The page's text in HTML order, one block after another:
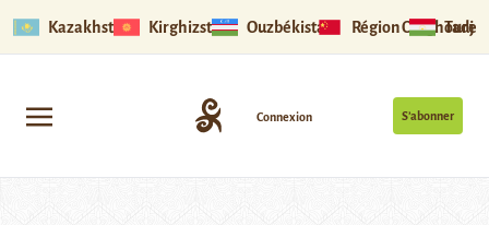
Kazakhstan Kirghizstan Ouzbékistan Région Ouïghoure
S’abonner
Connexion